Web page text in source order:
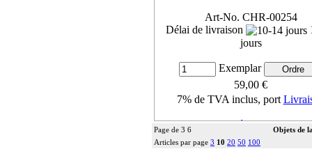
Art-No. CHR-00254
Délai de livraison
jours
Exemplar
59,00 €
7% de TVA inclus, port
Détails ...
Page de 3 6
Objets de
Articles par page 3 10 20 50 100